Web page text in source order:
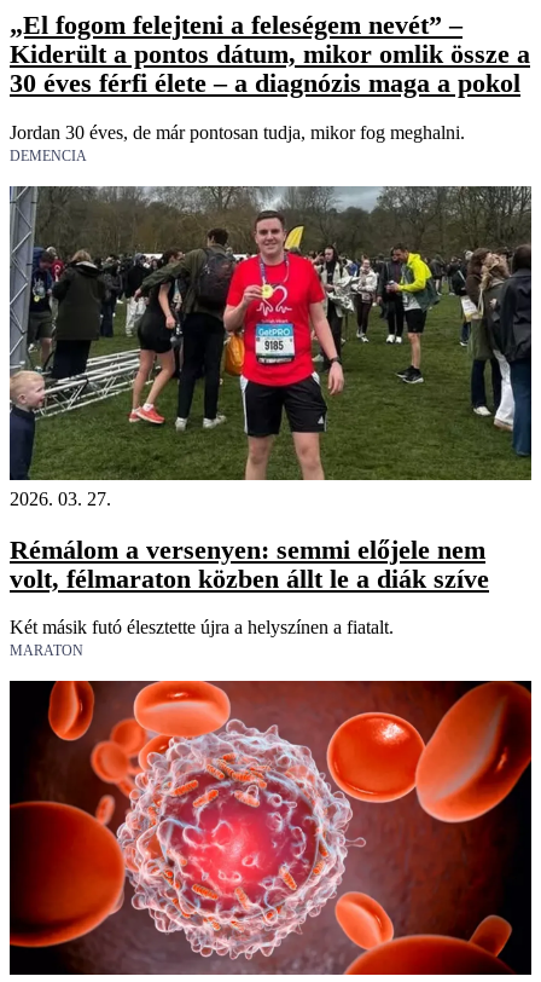
„El fogom felejteni a feleségem nevét” –
Kiderült a pontos dátum, mikor omlik össze a
30 éves férfi élete – a diagnózis maga a pokol
Jordan 30 éves, de már pontosan tudja, mikor fog meghalni.
DEMENCIA
2026. 03. 27.
Rémálom a versenyen: semmi előjele nem
volt, félmaraton közben állt le a diák szíve
Két másik futó élesztette újra a helyszínen a fiatalt.
MARATON